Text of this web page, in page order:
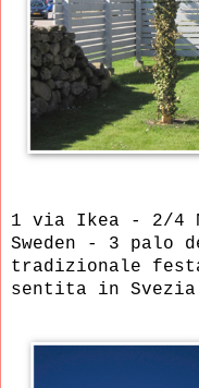
1 via Ikea - 2/4
Sweden - 3 palo
tradizionale
sentita in Svezia